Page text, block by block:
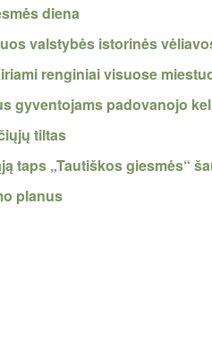
diena
valstybės istorinės
renginiai visuose
gyventojams padovanojo
tiltas
taps „Tautiškos giesmės“
planus